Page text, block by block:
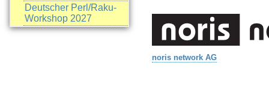
Deutscher Perl/Raku-
Workshop 2027
noris network AG